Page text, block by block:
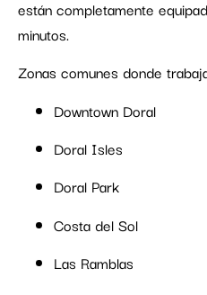
están completamente
minutos.
Zonas comunes donde
Downtown Doral
Doral Isles
Doral Park
Costa del Sol
Las Ramblas